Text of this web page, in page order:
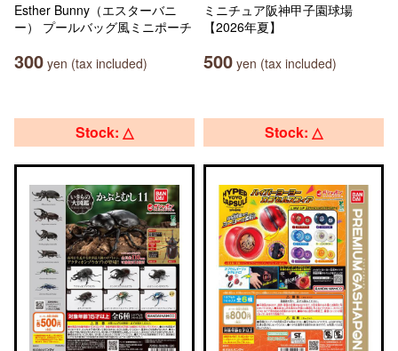
Esther Bunny（エスターバニ
ー） プールバッグ風ミニポーチ
300 yen (tax included)
ミニチュア阪神甲子園球場
【2026年夏】
500 yen (tax included)
Stock: △ Stock: △